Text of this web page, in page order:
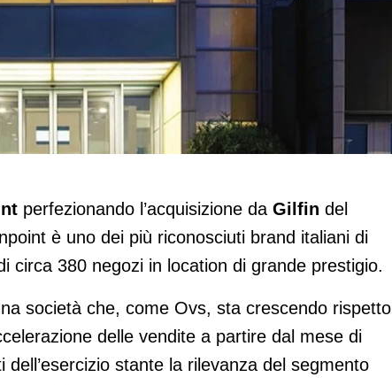
perfezionando l’acquisizione da Gilfin del
è uno dei più riconosciuti brand italiani di
circa 380 negozi in location di grande prestigio.
società che, come Ovs, sta crescendo rispetto
delle vendite a partire dal mese di
stante la rilevanza del segmento